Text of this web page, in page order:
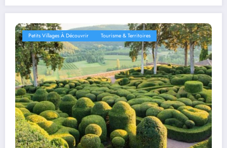
Petits Villages À Découvrir Tourisme & Territoires